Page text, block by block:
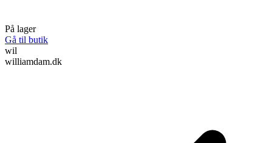
På lager
Gå til butik
wil
williamdam.dk